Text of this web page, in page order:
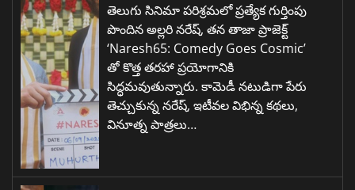
తెలుగు సినిమా పరిశ్రమలో ప్రత్యేక గుర్తింపు
పొందిన అల్లరి నరేష్, తన తాజా ప్రాజెక్ట్
‘Naresh65: Comedy Goes Cosmic’
తో కొత్త తరహా ప్రయోగానికి
సిద్ధమవుతున్నారు. కామెడీ నటుడిగా పేరు
తెచ్చుకున్న నరేష్, ఇటీవల విభిన్న కథలు,
వినూత్న పాత్రలు…